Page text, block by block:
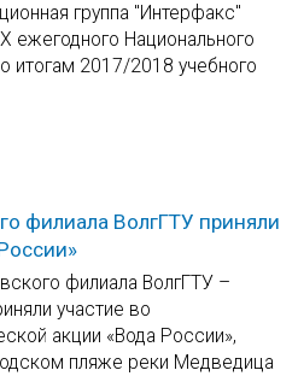
группа "Интерфакс"
ежегодного Национального
итогам 2017/2018 учебного
филиала ВолгГТУ приняли
филиала ВолгГТУ –
участие во
акции «Вода России»,
пляже реки Медведица